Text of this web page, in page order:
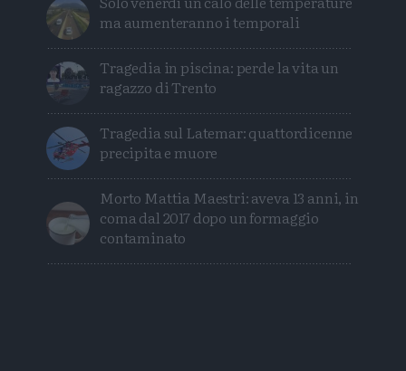
ma aumenteranno i temporali
Tragedia in piscina: perde la vita un
ragazzo di Trento
Tragedia sul Latemar: quattordicenne
precipita e muore
Morto Mattia Maestri: aveva 13 anni, in
coma dal 2017 dopo un formaggio
contaminato